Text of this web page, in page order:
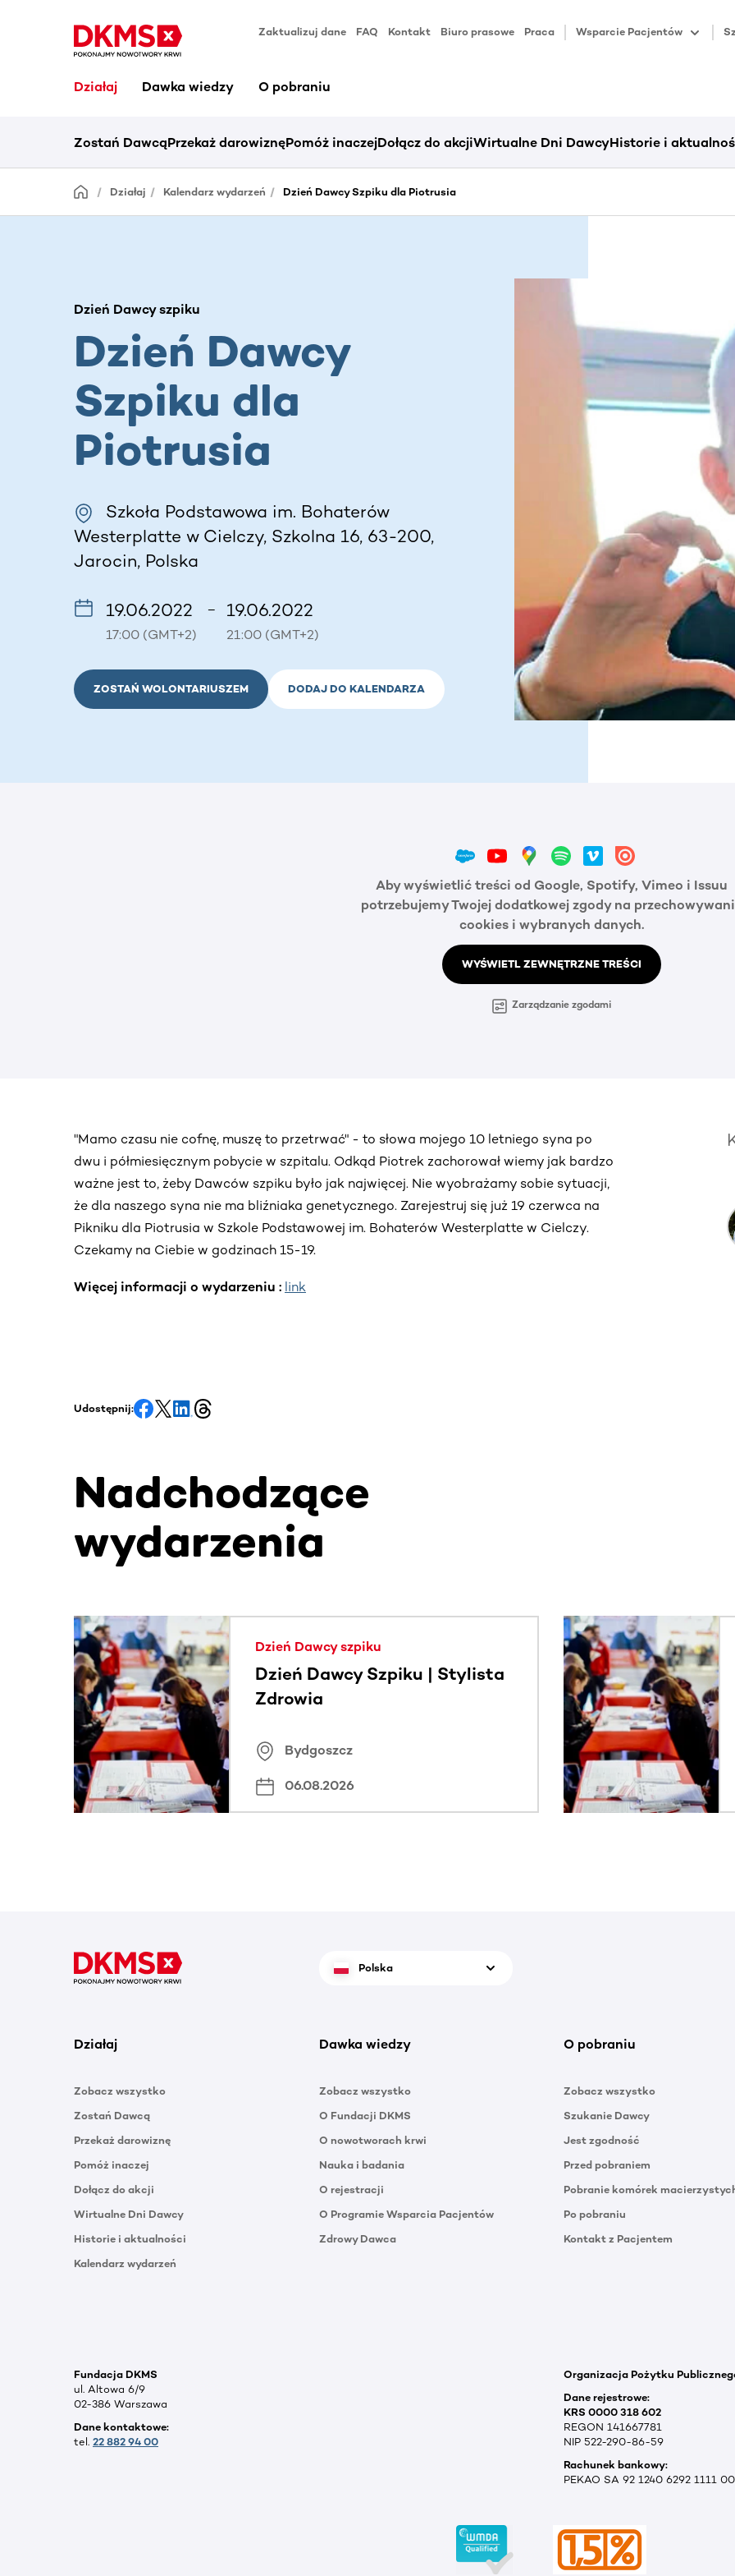
Zaktualizuj dane FAQ Kontakt Biuro prasowe Praca Wsparcie Pacjentów
Działaj Dawka wiedzy O pobraniu
Zostań DawcąPrzekaż darowiznęPomóż inaczejDołącz do akcjiWirtualne Dni DawcyHistorie i
Działaj Kalendarz wydarzeń Dzień Dawcy Szpiku dla Piotrusia
Dzień Dawcy szpiku
Dzień Dawcy
Szpiku dla
Piotrusia
Szkoła Podstawowa im. Bohaterów
Westerplatte w Cielczy, Szkolna 16, 63-200,
Jarocin, Polska
19.06.2022
17:00 (GMT+2)
– 19.06.2022
21:00 (GMT+2)
ZOSTAŃ WOLONTARIUSZEM DODAJ DO KALENDARZA
Aby wyświetlić treści od Google, Spotify, Vimeo i Issuu
potrzebujemy Twojej dodatkowej zgody na
cookies i wybranych danych.
WYŚWIETL ZEWNĘTRZNE TREŚCI
Zarządzanie zgodami
"Mamo czasu nie cofnę, muszę to przetrwać" - to słowa mojego 10 letniego syna po
dwu i półmiesięcznym pobycie w szpitalu. Odkąd Piotrek zachorował wiemy jak bardzo
ważne jest to, żeby Dawców szpiku było jak najwięcej. Nie wyobrażamy sobie sytuacji,
że dla naszego syna nie ma bliźniaka genetycznego. Zarejestruj się już 19 czerwca na
Pikniku dla Piotrusia w Szkole Podstawowej im. Bohaterów Westerplatte w Cielczy.
Czekamy na Ciebie w godzinach 15-19.
Więcej informacji o wydarzeniu : link
Udostępnij:
Nadchodzące
wydarzenia
Ta sekcja zawiera treści przewijane w poziomie. Użyj klawisza Tab lub przesuń palcem, aby zobaczyć
Dzień Dawcy szpiku
Dzień Dawcy Szpiku | Stylista
Zdrowia
Bydgoszcz
06.08.2026
Polska
Działaj
Zobacz wszystko
Zostań Dawcą
Przekaż darowiznę
Pomóż inaczej
Dołącz do akcji
Wirtualne Dni Dawcy
Historie i aktualności
Kalendarz wydarzeń
Dawka wiedzy
Zobacz wszystko
O Fundacji DKMS
O nowotworach krwi
Nauka i badania
O rejestracji
O Programie Wsparcia Pacjentów
Zdrowy Dawca
O pobraniu
Zobacz wszystko
Szukanie Dawcy
Jest zgodność
Przed pobraniem
Pobranie komórek
Po pobraniu
Kontakt z Pacjentem
Fundacja DKMS
ul. Altowa 6/9
02-386 Warszawa
Dane kontaktowe:
tel. 22 882 94 00
Organizacja Pożytku
Dane rejestrowe:
KRS 0000 318 602
REGON 141667781
NIP 522-290-86-59
Rachunek bankowy:
PEKAO SA 92 1240 6292 1111